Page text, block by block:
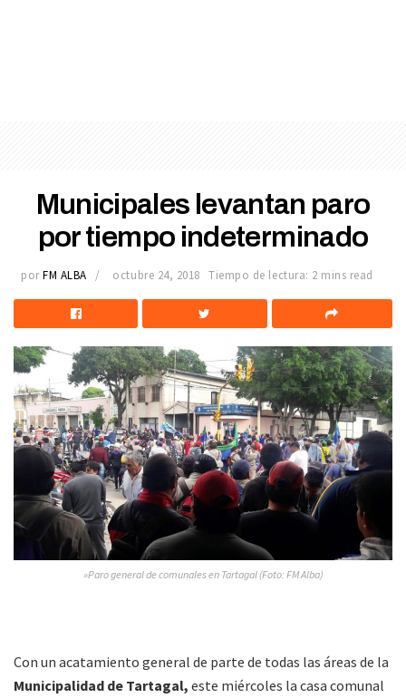
Municipales levantan paro
por tiempo indeterminado
por FM ALBA octubre 24, 2018 Tiempo de lectura: 2 mins read
»Paro general de comunales en Tartagal (Foto: FM Alba)
Con un acatamiento general de parte de todas las áreas de la
Municipalidad de Tartagal, este miércoles la casa comunal